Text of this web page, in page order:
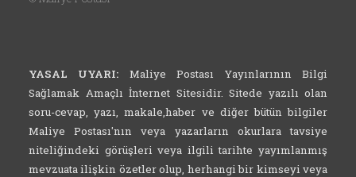
YASAL UYARI: Maliye Postası Yayınlarının Bilgi
Sağlamak Amaçlı İnternet Sitesidir. Sitede yazılı olan
soru-cevap, yazı, makale,haber ve diğer bütün bilgiler
Maliye Postası'nın veya yazarların okurlara tavsiye
niteliğindeki görüşleri veya ilgili tarihte yayımlanmış
mevzuata ilişkin özetler olup, herhangi bir kimseyi veya